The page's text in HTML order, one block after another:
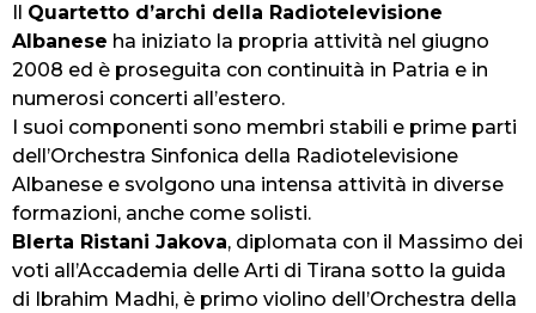
Quartetto d’archi della Radiotelevisione
Albanese ha iniziato la propria attività nel giugno
2008 ed è proseguita con continuità in Patria e in
numerosi concerti all’estero.
I suoi componenti sono membri stabili e prime parti
dell’Orchestra Sinfonica della Radiotelevisione
Albanese e svolgono una intensa attività in diverse
formazioni, anche come solisti.
Blerta Ristani Jakova, diplomata con il Massimo dei
voti all’Accademia delle Arti di Tirana sotto la guida
di Ibrahim Madhi, è primo violino dell’Orchestra della